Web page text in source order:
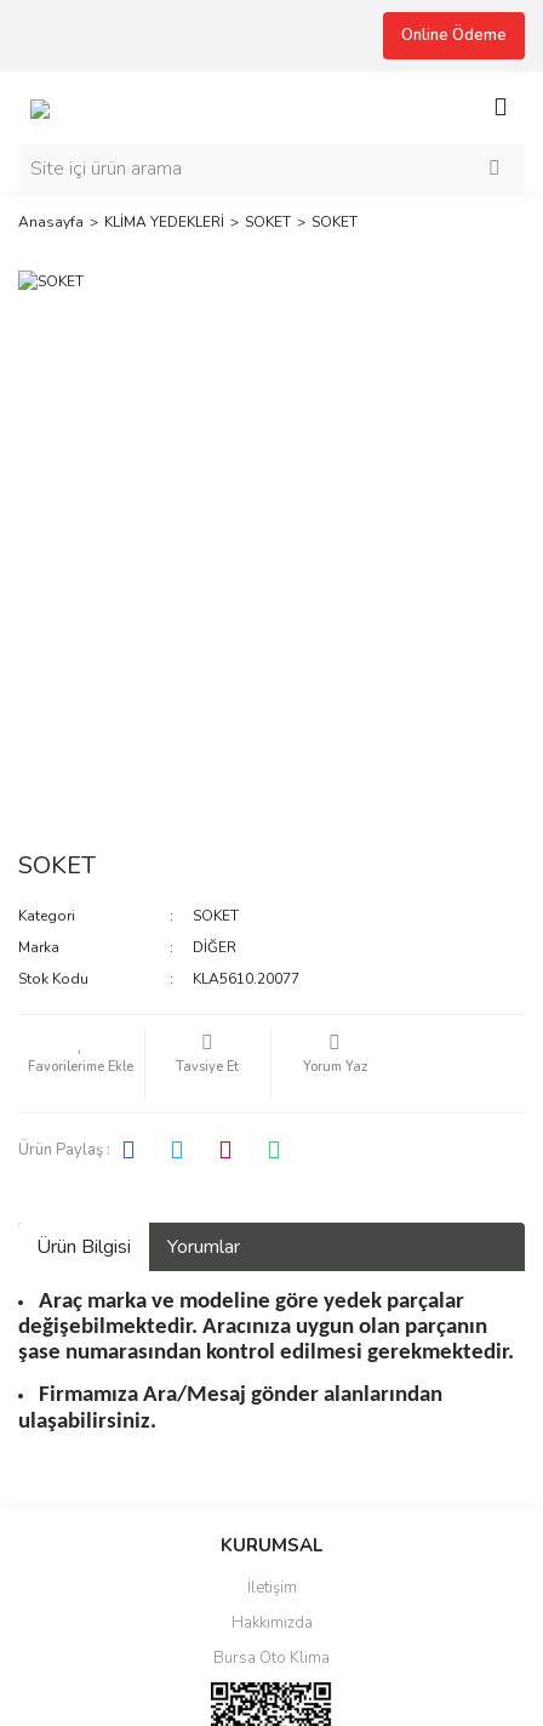
Online Ödeme
Anasayfa KLİMA YEDEKLERİ SOKET SOKET
SOKET
Kategori
SOKET
Marka
DİĞER
Stok Kodu
KLA5610.20077
Tavsiye Et Yorum Yaz
Ürün Paylaş :
Ürün Bilgisi Yorumlar
Araç marka ve modeline göre yedek parçalar
değişebilmektedir. Aracınıza uygun olan parçanın
şase numarasından kontrol edilmesi gerekmektedir.
Firmamıza Ara/Mesaj gönder alanlarından
ulaşabilirsiniz.
Bu ürüne ilk yorumu siz yapın!
Yorum Yaz
KURUMSAL
İletişim
Hakkımızda
Bursa Oto Klima